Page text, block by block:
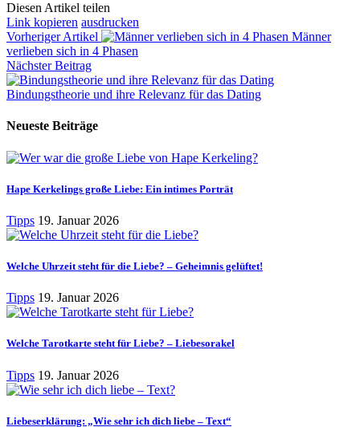
Diesen Artikel teilen
Link kopieren ausdrucken
Vorheriger Artikel
Männer
verlieben sich in 4 Phasen
Nächster Beitrag
Bindungstheorie und ihre Relevanz für das Dating
Neueste Beiträge
Hape Kerkelings große Liebe: Ein intimes Porträt
Tipps 19. Januar 2026
Welche Uhrzeit steht für die Liebe? – Geheimnis gelüftet!
Tipps 19. Januar 2026
Welche Tarotkarte steht für Liebe? – Liebesorakel
Tipps 19. Januar 2026
Liebeserklärung: „Wie sehr ich dich liebe – Text“